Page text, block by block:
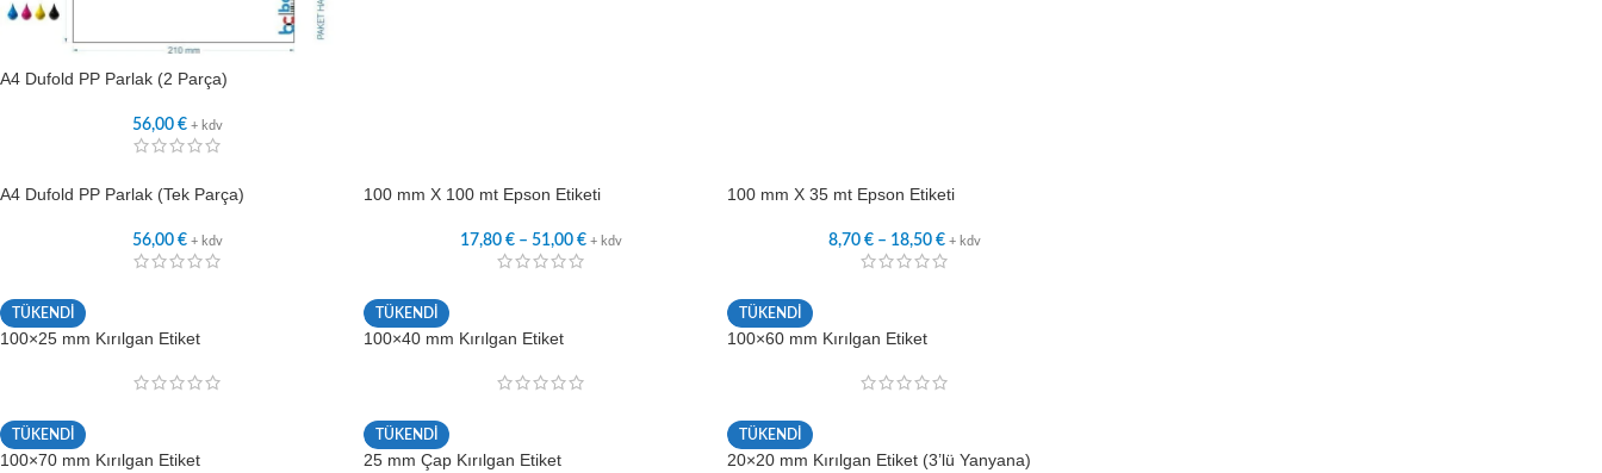
A4 Dufold PP Parlak (2 Parça)
56,00€ + kdv
A4 Dufold PP Parlak (Tek Parça)
56,00€ + kdv
100 mm X 100 mt Epson Etiketi
17,80€ –51,00€ + kdv
100 mm X 35 mt Epson Etiketi
8,70€ – 18,50€ + kdv
TÜKENDİ
100×25 mm Kırılgan Etiket
TÜKENDİ
100×40 mm Kırılgan Etiket
TÜKENDİ
100×60 mm Kırılgan Etiket
TÜKENDİ
100×70 mm Kırılgan Etiket
TÜKENDİ
25 mm Çap Kırılgan Etiket
TÜKENDİ
20×20 mm Kırılgan Etiket (3’lü Yanyana)